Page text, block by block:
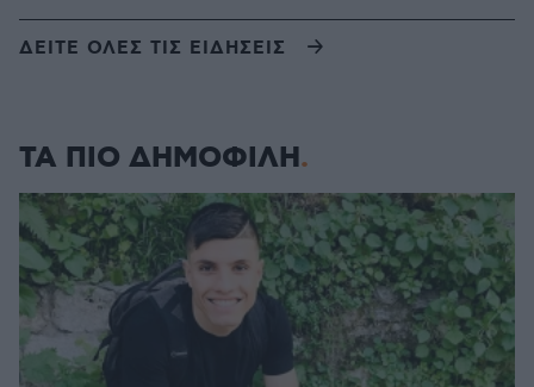
ΔΕΙΤΕ ΟΛΕΣ ΤΙΣ ΕΙΔΗΣΕΙΣ
ΤΑ ΠΙΟ ΔΗΜΟΦΙΛΗ